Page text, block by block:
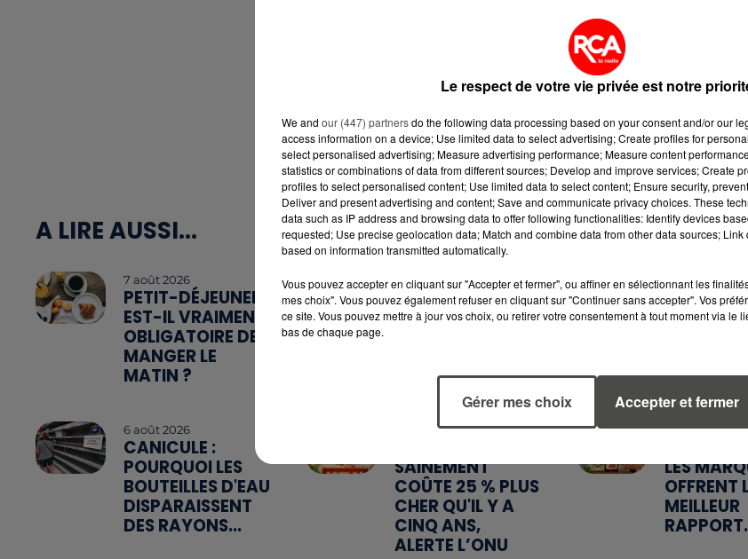
A LIRE AUSSI...
7 août 2026
PETIT-DÉJEUNER :
EST-IL VRAIMENT
OBLIGATOIRE DE
MANGER LE
MATIN ?
7 août 2026
WEEK-END
ROUGE SUR LES
PRÉPARE À UN...
6 août 2026
MÉGOTS
DE FORÊT
TAXÉS...
6 août 2026
CANICULE :
POURQUOI LES
BOUTEILLES D'EAU
DISPARAISSENT
DES RAYONS...
5 août 2026
SAINEMENT
COÛTE 25 % PLUS
CHER QU'IL Y A
CINQ ANS,
ALERTE L’ONU
5 août 2026
LES
OFFRENT
MEILLEUR
Le respect de votre vie privée est notre
We and our (447) partnersdo the following data processing based on your consent and/or our
access information on a device; Use limited data to select advertising; Create profiles for
select personalised advertising; Measure advertising performance; Measure content
statistics or combinations of data from different sources; Develop and improve services; Create
profiles to select personalised content; Use limited data to select content; Ensure security,
Deliver and present advertising and content; Save and communicate privacy choices. These
data such as IP address and browsing data to offer following functionalities: Identify devices
requested; Use precise geolocation data; Match and combine data from other data sources;
based on information transmitted automatically.
Vous pouvez accepter en cliquant sur "Accepter et fermer", ou affiner en sélectionnant les
mes choix". Vous pouvez également refuser en cliquant sur "Continuer sans accepter". Vos
ce site. Vous pouvez mettre à jour vos choix, ou retirer votre consentement à tout moment via le
bas de chaque page.
Gérer mes choix Accepter et fermer